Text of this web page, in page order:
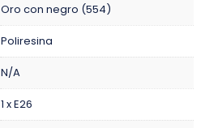
Oro con negro (554)
Poliresina
N/A
1 x E26